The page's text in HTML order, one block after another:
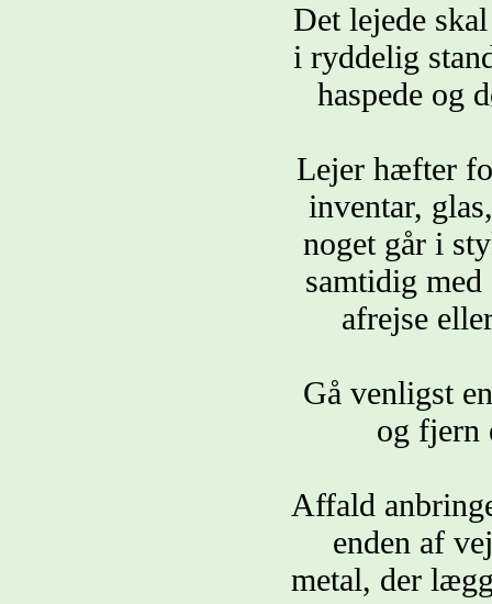
Det lejede
i ryddelig
haspede og
Lejer hæfter
inventar,
noget går i
samtidig
afrejse
Gå venligst
og fjern
Affald
enden af
metal, der